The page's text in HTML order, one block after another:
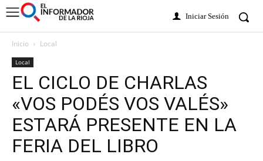
Iniciar Sesión
Inicio Local
Local
EL CICLO DE CHARLAS
«VOS PODÉS VOS VALÉS»
ESTARÁ PRESENTE EN LA
FERIA DEL LIBRO